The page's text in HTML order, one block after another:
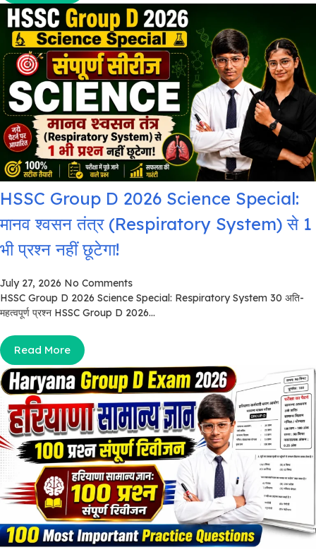
HSSC Group D 2026 Science Special:
मानव श्वसन तंत्र (Respiratory System) से 1
भी प्रश्न नहीं छूटेगा!
July 27, 2026 No Comments
HSSC Group D 2026 Science Special: Respiratory System 30 अति-
महत्वपूर्ण प्रश्न HSSC Group D 2026...
Read More